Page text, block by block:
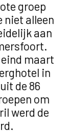
groep
niet alleen
aan
eind maart
in
de 86
om
werd de